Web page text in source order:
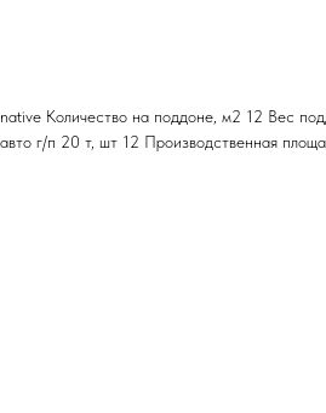
Количество на поддоне, м2 12 Вес
г/п 20 т, шт 12 Производственная